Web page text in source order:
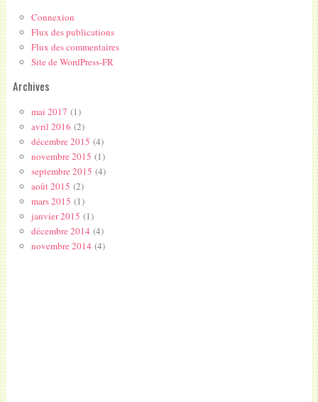
Connexion
Flux des publications
Flux des commentaires
Site de WordPress-FR
Archives
mai 2017 (1)
avril 2016 (2)
décembre 2015 (4)
novembre 2015 (1)
septembre 2015 (4)
août 2015 (2)
mars 2015 (1)
janvier 2015 (1)
décembre 2014(4)
novembre 2014(4)